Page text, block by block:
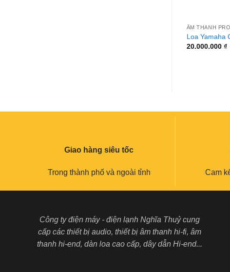
ÂM THANH
Loa Yamaha
20.000.000 ₫
Giao hàng siêu tốc
Trong thành phố và ngoài tỉnh Cam
Công ty điện máy - điện lạnh Nghĩa Thuỷ cung
cấp các thiết bị audio, thiết bị âm thanh hi-fi, âm
thanh hi-end, dàn loa cao cấp, dây dẫn Hi-end...